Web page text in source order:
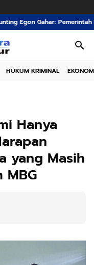
Desa, Kecamatan dan
HUKUM KRIMINAL
Hanya
yang Masih